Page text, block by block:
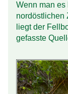
Wenn man es
nordöst­lichen
liegt der
gefasste